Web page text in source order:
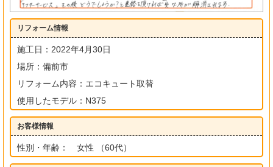
リフォーム情報
施工日：2022年4月30日
場所：備前市
リフォーム内容：エコキュート取替
使用したモデル：N375
お客様情報
性別・年齢： 女性 （60代）